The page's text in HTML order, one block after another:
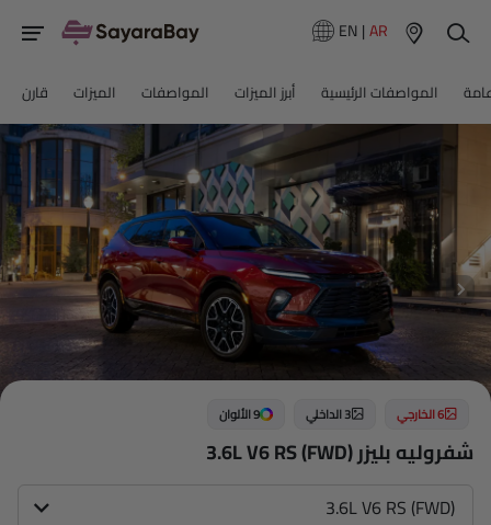
EN|AR
المواصفات الرئيسية أبرز الميزات المواصفات الميزات قارن
6 الخارجي 3 الداخلي 9 الألوان
شفروليه بليزر 3.6L V6 RS (FWD)
3.6L V6 RS (FWD)